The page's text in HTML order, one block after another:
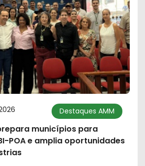
Destaques AMM
municípios para
POA e amplia oportunidades